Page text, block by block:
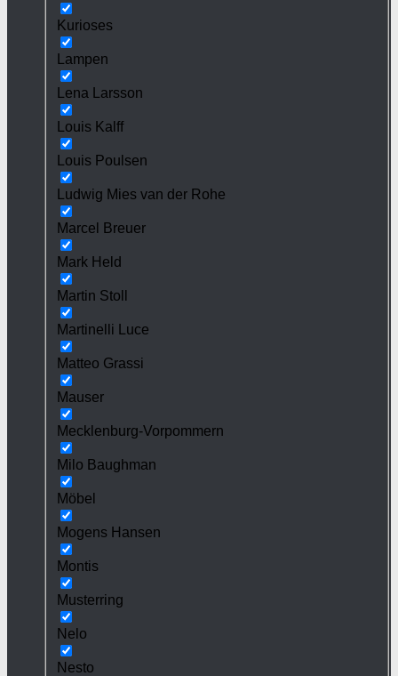
Kurioses
Lampen
Lena Larsson
Louis Kalff
Louis Poulsen
Ludwig Mies van der Rohe
Marcel Breuer
Mark Held
Martin Stoll
Martinelli Luce
Matteo Grassi
Mauser
Mecklenburg-Vorpommern
Milo Baughman
Möbel
Mogens Hansen
Montis
Musterring
Nelo
Nesto